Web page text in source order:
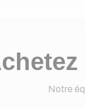
Notre